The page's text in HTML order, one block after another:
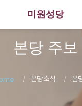
미원성당
본당 주보
본당소식 본